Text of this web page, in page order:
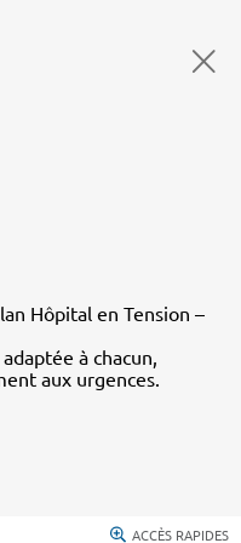
Hôpital en Tension –
à chacun,
aux urgences.
ACCÈS RAPIDES